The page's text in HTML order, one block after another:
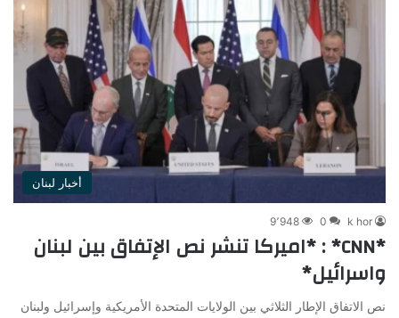
أخبار لبنان
k hor
0 9٬948
*CNN* : *اميركا تنشر نص الإتفاق بين لبنان
واسرائيل*
نص الاتفاق الإطار الثلاثي بين الولايات المتحدة الأمريكية وإسرائيل ولبنان